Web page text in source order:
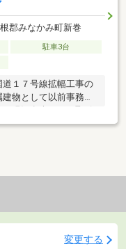
郡みなかみ町新巻
駐車3台
１７号線拡幅工事の
物として以前事務所
設定があります。
変更する